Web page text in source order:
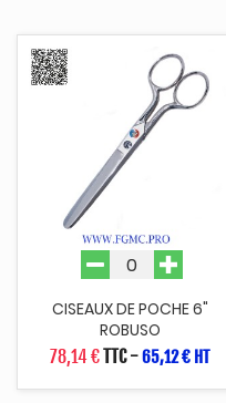
CISEAUX DE POCHE 6"
ROBUSO
78,14 €TTC-65,12 € HT